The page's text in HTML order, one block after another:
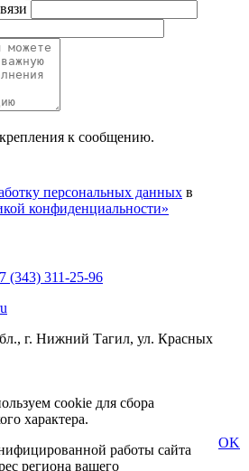
к сообщению.
персональных данных в
конфиденциальности»
(343) 311-25-96
г. Нижний Тагил, ул. Красных
cookie для сбора
характера.
работы сайта
региона вашего
OK